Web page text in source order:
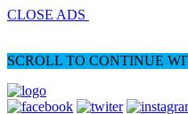
CLOSE ADS
SCROLL TO CONTINUE